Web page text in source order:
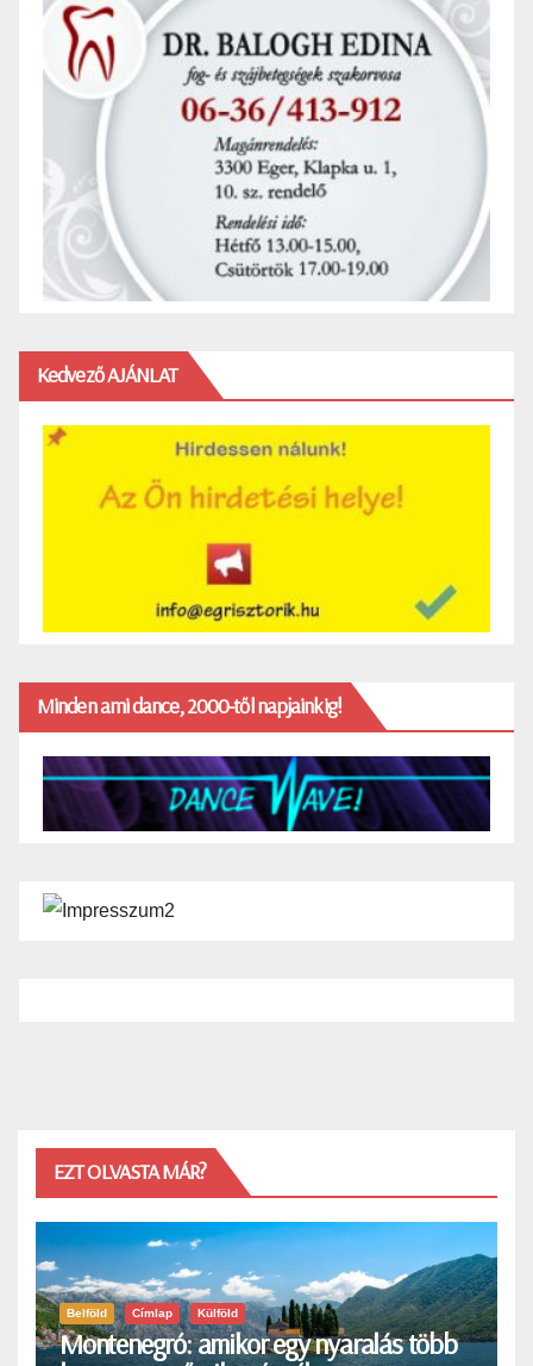
Kedvező AJÁNLAT
Minden ami dance, 2000-től napjainkig!
EZT OLVASTA MÁR?
Belföld Címlap Külföld
Montenegró: amikor egy nyaralás több